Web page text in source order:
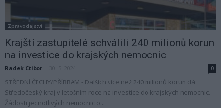
Zpravodajství
Krajští zastupitelé schválili 240 milionů korun
na investice do krajských nemocnic
Radek Ctibor 0
STŘEDNÍ ČECHY/PŘÍBRAM - Dalších více než 240 milionů korun dá
Středočeský kraj v letošním roce na investice do krajských nemocnic.
Žádosti jednotlivých nemocnic o...